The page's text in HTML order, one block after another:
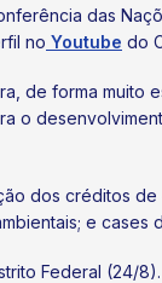
das
no Youtube do
de forma
dos créditos
e cases
Federal (24/8).